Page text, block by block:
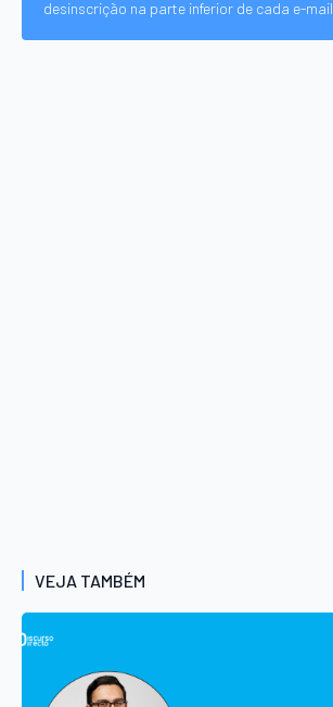
desinscrição na parte inferior de cada e-mail.
VEJA TAMBÉM